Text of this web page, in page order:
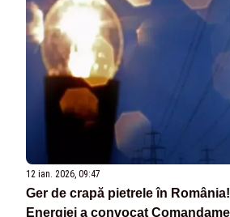
12 ian. 2026, 09:47
Ger de crapă pietrele în
Energiei a convocat